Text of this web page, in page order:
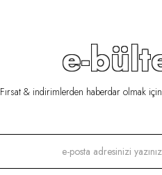
e-
Fırsat & indirimlerden haberdar olmak için